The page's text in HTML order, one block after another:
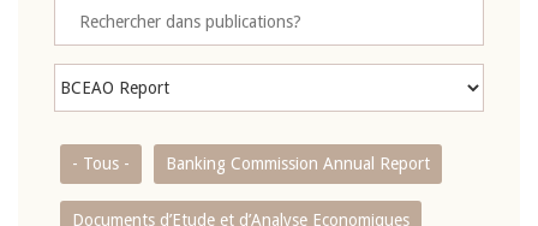
- Tous - Banking Commission Annual Report
Documents d’Etude et d’Analyse Economiques